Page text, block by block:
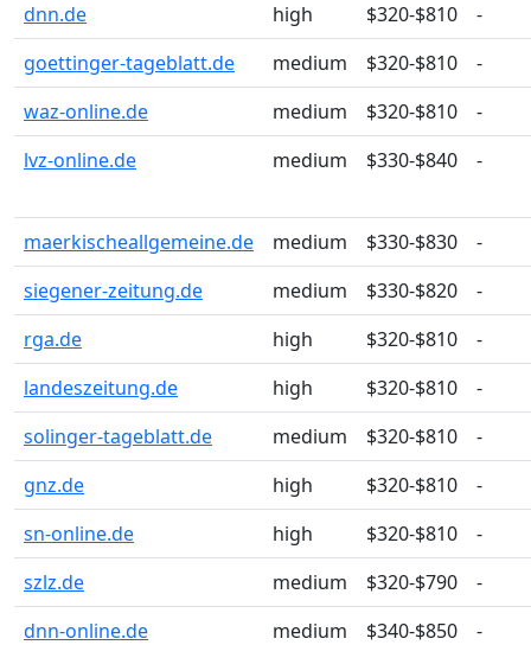
dnn.de
high $320-$810
-
goettinger-tageblatt.de
medium $320-$810
-
waz-online.de
medium $320-$810
-
lvz-online.de
medium $330-$840 -
maerkischeallgemeine.de medium $330-$830
-
siegener-zeitung.de
medium $330-$820
-
rga.de
high $320-$810
-
landeszeitung.de
high $320-$810
-
solinger-tageblatt.de
medium $320-$810
-
gnz.de
high $320-$810
-
sn-online.de
high $320-$810
-
szlz.de
medium $320-$790
-
dnn-online.de
medium $340-$850
-